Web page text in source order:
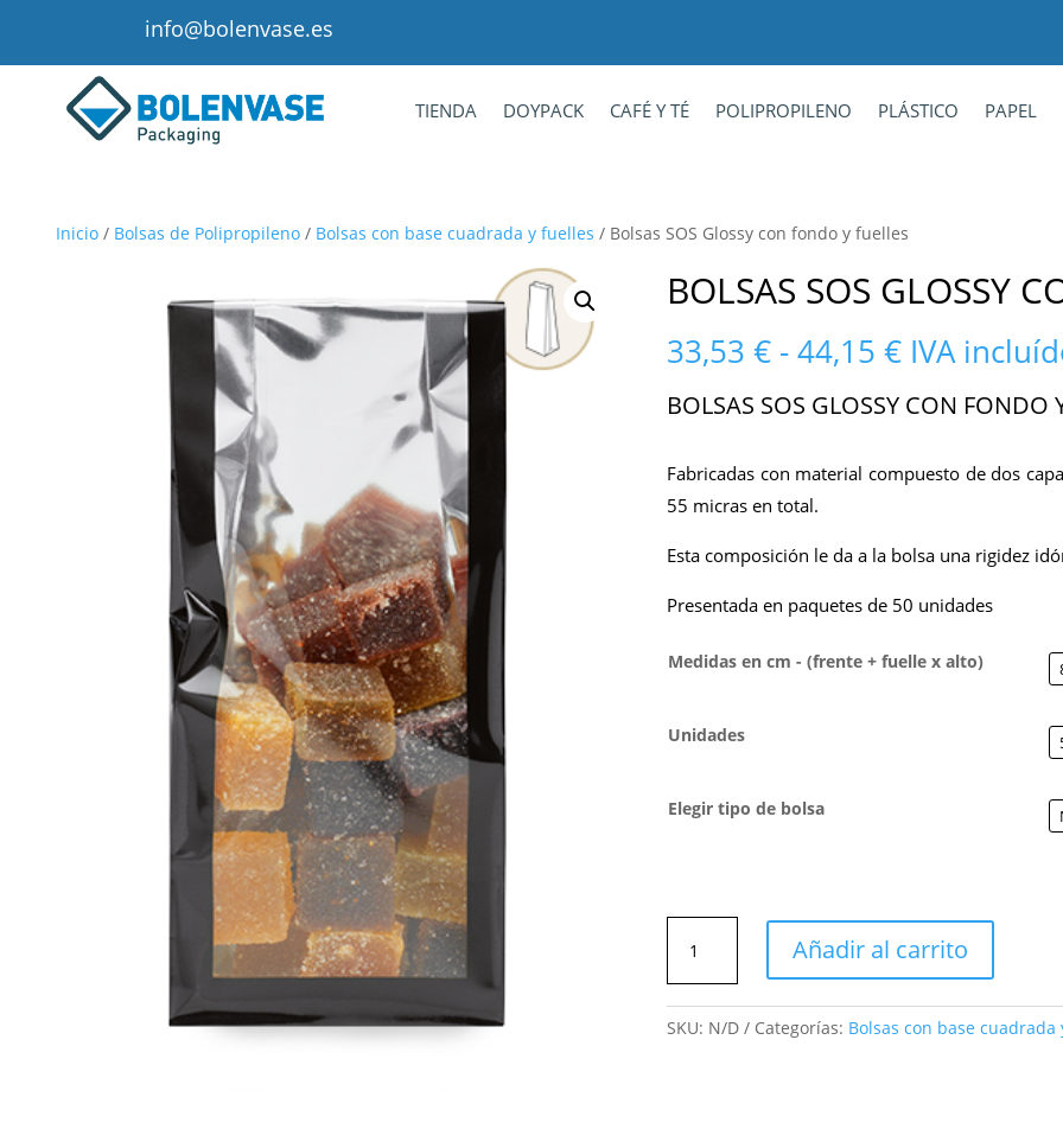
info@bolenvase.es
TIENDA DOYPACK CAFÉ Y TÉ POLIPROPILENO PLÁSTICO PAPEL
Inicio / Bolsas de Polipropileno / Bolsas con base cuadrada y fuelles / Bolsas SOS Glossy con fondo y fuelles
BOLSAS SOS GLOSSY
33,53 € -44,15 €Rango
de
precios:
33,53 €
hasta
IVA
BOLSAS SOS GLOSSY CON FONDO
Fabricadas con material compuesto de dos
55 micras en total.
Esta composición le da a la bolsa una rigidez
Presentada en paquetes de 50 unidades
Medidas en cm - (frente + fuelle x alto)
Unidades
Elegir tipo de bolsa
SOS
Glossy
con
fondo
Añadir al carrito
SKU: N/D Categorías: Bolsas con base cuadrada